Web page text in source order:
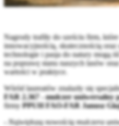
Nagrody trafiły do sześciu firm,
innowacyjnością, skutecznością
technologie i pasja do natury mogą
na poprawę stanu naszych lasów
wartości w praktyce.
Wśród laureatów znalazły się
FAR 2.367 - mulczer uniwersalny
firmyPPUH FAO-FAR Janusz
Największą nowością mulczera